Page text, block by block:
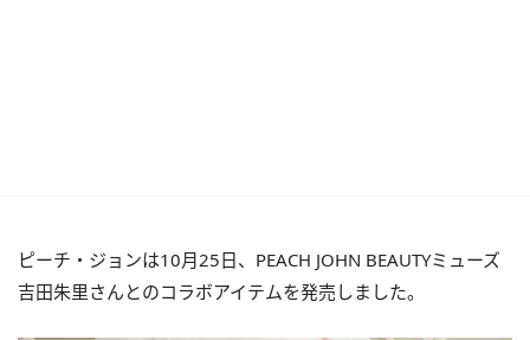
ピーチ・ジョンは10月25日、PEACH JOHN BEAUTYミューズ
吉田朱里さんとのコラボアイテムを発売しました。